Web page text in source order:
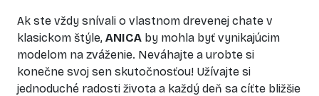
Ak ste vždy snívali o vlastnom drevenej chate v
klasickom štýle, ANICA by mohla byť vynikajúcim
modelom na zváženie. Neváhajte a urobte si
konečne svoj sen skutočnosťou! Užívajte si
jednoduché radosti života a každý deň sa cíťte bližšie